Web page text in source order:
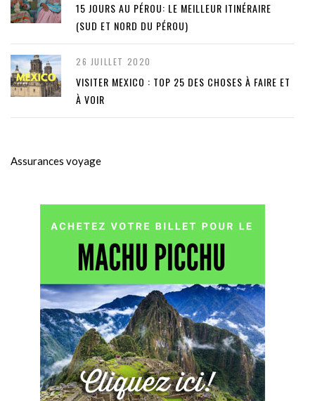
15 JOURS AU PÉROU: LE MEILLEUR ITINÉRAIRE
(SUD ET NORD DU PÉROU)
26 JUILLET 2020
VISITER MEXICO : TOP 25 DES CHOSES À FAIRE ET
À VOIR
Assurances voyage